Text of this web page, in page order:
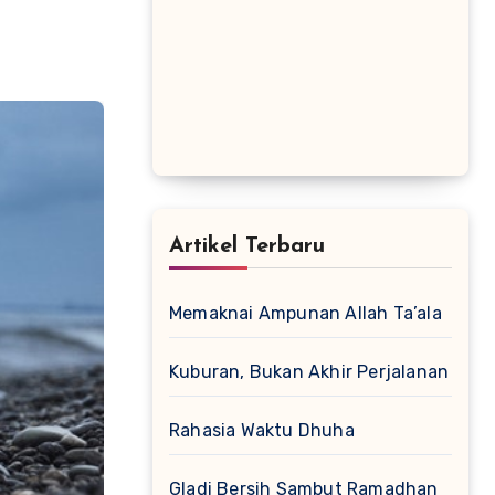
Artikel Terbaru
Memaknai Ampunan Allah Ta’ala
Kuburan, Bukan Akhir Perjalanan
Rahasia Waktu Dhuha
Gladi Bersih Sambut Ramadhan